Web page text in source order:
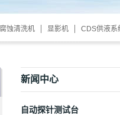
腐蚀清洗机 显影机 CDS供液系
新闻中心
自动探针测试台